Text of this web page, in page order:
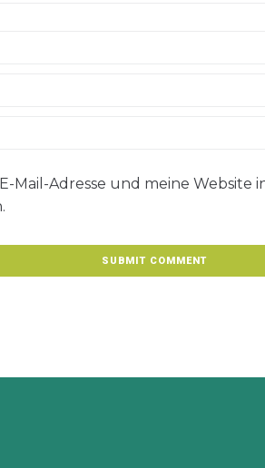
Mail-Adresse und meine Website